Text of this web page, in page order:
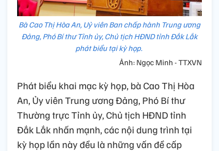
Bà Cao Thị Hòa An, Uỷ viên Ban chấp hành Trung ương
Đảng, Phó Bí thư Tỉnh ủy, Chủ tịch HĐND tỉnh Đắk Lắk
phát biểu tại kỳ họp.
Ảnh: Ngọc Minh - TTXVN
Phát biểu khai mạc kỳ họp, bà Cao Thị Hòa
An, Ủy viên Trung ương Đảng, Phó Bí thư
Thường trực Tỉnh ủy, Chủ tịch HĐND tỉnh
Đắk Lắk nhấn mạnh, các nội dung trình tại
kỳ họp lần này đều là những vấn đề cấp